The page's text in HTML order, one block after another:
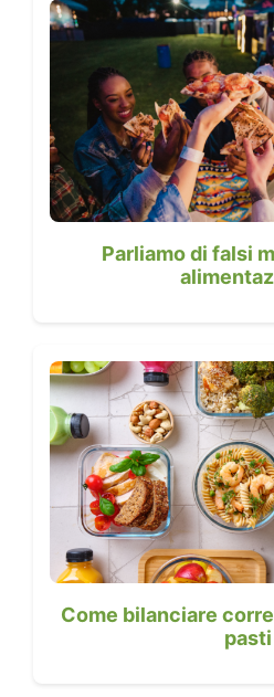
Parliamo di falsi
Come bilanciare
pasti